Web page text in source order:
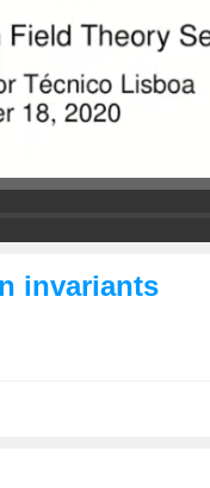
invariants